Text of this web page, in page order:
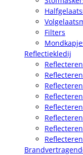
Filters
Reflectiekledij